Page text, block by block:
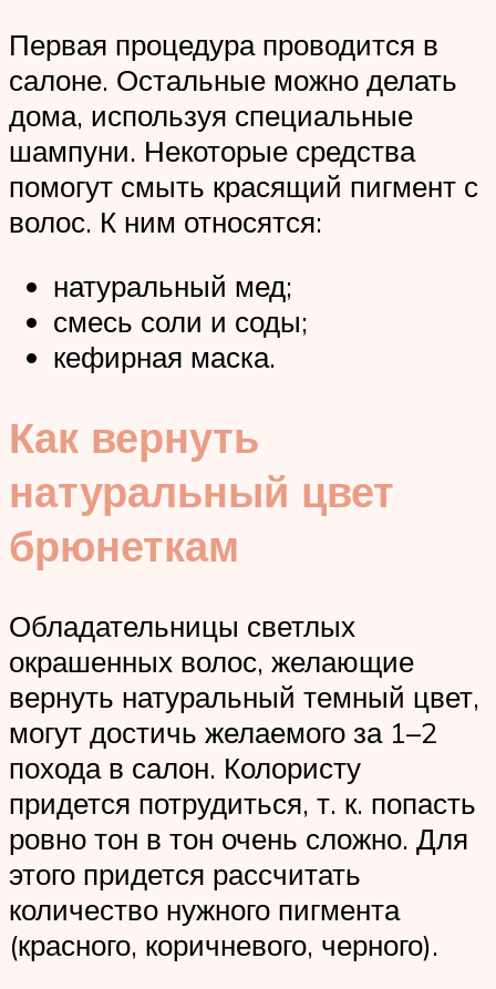
Первая процедура проводится в
салоне. Остальные можно делать
дома, используя специальные
шампуни. Некоторые средства
помогут смыть красящий пигмент с
волос. К ним относятся:
натуральный мед;
смесь соли и соды;
кефирная маска.
Как вернуть
натуральный цвет
брюнеткам
Обладательницы светлых
окрашенных волос, желающие
вернуть натуральный темный цвет,
могут достичь желаемого за 1–2
похода в салон. Колористу
придется потрудиться, т. к. попасть
ровно тон в тон очень сложно. Для
этого придется рассчитать
количество нужного пигмента
(красного, коричневого, черного).